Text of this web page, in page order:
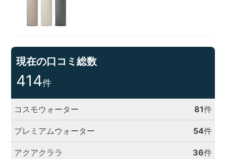
現在の口コミ総数
414件
コスモウォーター 81件
プレミアムウォーター 54件
アクアクララ 36件